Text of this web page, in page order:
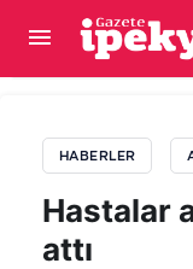
HABERLER
Hastalar
attı
Çevre, Şehircilik